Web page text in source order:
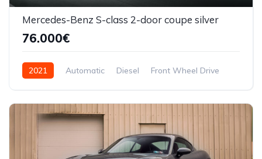
Mercedes-Benz S-class 2-door coupe silver
76.000€
2021 Automatic Diesel Front Wheel Drive